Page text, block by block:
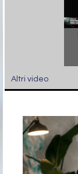
Altri video